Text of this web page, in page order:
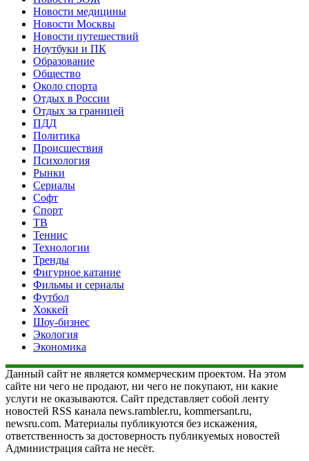
Новости медицины
Новости Москвы
Новости путешествий
Ноутбуки и ПК
Образование
Общество
Около спорта
Отдых в России
Отдых за границей
ПДД
Политика
Происшествия
Психология
Рынки
Сериалы
Софт
Спорт
ТВ
Теннис
Технологии
Тренды
Фигурное катание
Фильмы и сериалы
Футбол
Хоккей
Шоу-бизнес
Экология
Экономика
Данный сайт не является коммерческим проектом. На этом
сайте ни чего не продают, ни чего не покупают, ни какие
услуги не оказываются. Сайт представляет собой ленту
новостей RSS канала news.rambler.ru, kommersant.ru,
newsru.com. Материалы публикуются без искажения,
ответственность за достоверность публикуемых новостей
Администрация сайта не несёт.